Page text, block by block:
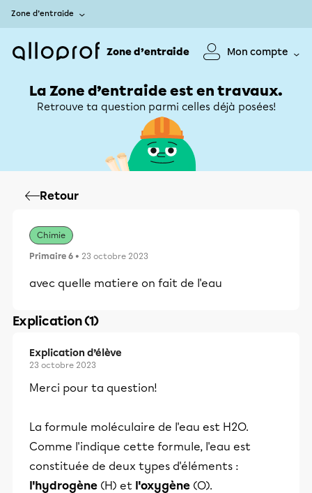
Zone d’entraide
Zone d’entraide Mon compte
La Zone d’entraide est en travaux.
Retrouve ta question parmi celles déjà posées!
Retour
Chimie
Primaire 6 • 23 octobre 2023
avec quelle matiere on fait de l'eau
Explication (1)
Explication d’élève
23 octobre 2023
Merci pour ta question!
La formule moléculaire de l'eau est H2O.
Comme l'indique cette formule, l'eau est
constituée de deux types d'éléments :
l'hydrogène (H) et l'oxygène (O).